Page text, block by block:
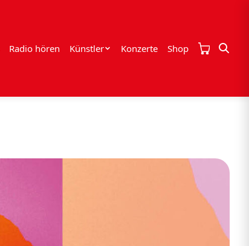
Radio hören Künstler Konzerte Shop